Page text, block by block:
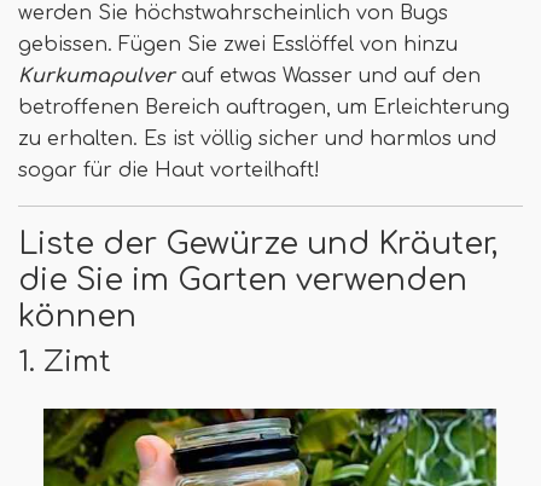
werden Sie höchstwahrscheinlich von Bugs
gebissen. Fügen Sie zwei Esslöffel von hinzu
Kurkumapulverauf etwas Wasser und auf den
betroffenen Bereich auftragen, um Erleichterung
zu erhalten. Es ist völlig sicher und harmlos und
sogar für die Haut vorteilhaft!
Liste der Gewürze und Kräuter,
die Sie im Garten verwenden
können
1. Zimt